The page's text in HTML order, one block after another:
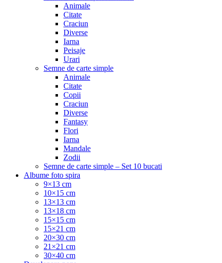
Animale
Citate
Craciun
Diverse
Iarna
Peisaje
Urari
Semne de carte simple
Animale
Citate
Copii
Craciun
Diverse
Fantasy
Flori
Iarna
Mandale
Zodii
Semne de carte simple – Set 10 bucati
Albume foto spira
9×13 cm
10×15 cm
13×13 cm
13×18 cm
15×15 cm
15×21 cm
20×30 cm
21×21 cm
30×40 cm